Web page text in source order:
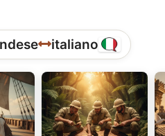
italiano